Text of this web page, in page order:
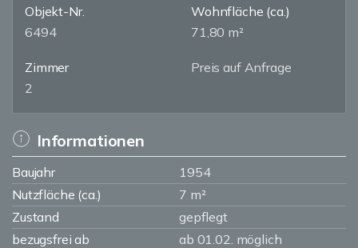
Objekt-Nr.
6494
Wohnfläche (ca.)
71,80 m²
Zimmer
2
Preis auf Anfrage
Informationen
Baujahr
1954
Nutzfläche (ca.)
7 m²
Zustand
gepflegt
bezugsfrei ab
ab 01.02. möglich